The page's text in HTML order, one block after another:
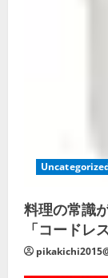
料理の常識
「コードレ